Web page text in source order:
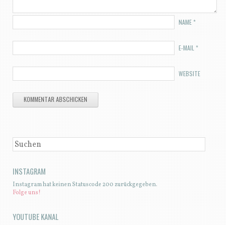
NAME*
E-MAIL *
WEBSITE
SUCHEN
INSTAGRAM
Instagram hat keinen Statuscode 200 zurückgegeben.
Folge uns!
YOUTUBE KANAL